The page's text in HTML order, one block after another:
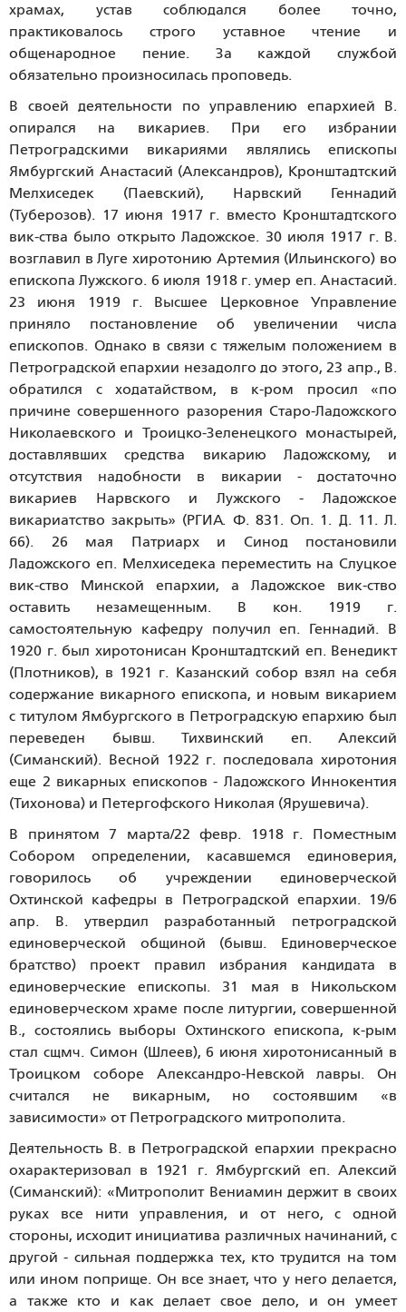
храмах, устав соблюдался более точно,
практиковалось строго уставное чтение и
общенародное пение. За каждой службой
обязательно произносилась проповедь.
В своей деятельности по управлению епархией В.
опирался на викариев. При его избрании
Петроградскими викариями являлись епископы
Ямбургский Анастасий (Александров), Кронштадтский
Мелхиседек (Паевский), Нарвский Геннадий
(Туберозов). 17 июня 1917 г. вместо Кронштадтского
вик-ства было открыто Ладожское. 30 июля 1917 г. В.
возглавил в Луге хиротонию Артемия (Ильинского) во
епископа Лужского. 6 июля 1918 г. умер еп. Анастасий.
23 июня 1919 г. Высшее Церковное Управление
приняло постановление об увеличении числа
епископов. Однако в связи с тяжелым положением в
Петроградской епархии незадолго до этого, 23 апр., В.
обратился с ходатайством, в к-ром просил «по
причине совершенного разорения Старо-Ладожского
Николаевского и Троицко-Зеленецкого монастырей,
доставлявших средства викарию Ладожскому, и
отсутствия надобности в викарии - достаточно
викариев Нарвского и Лужского - Ладожское
викариатство закрыть» (РГИА. Ф. 831. Оп. 1. Д. 11. Л.
66). 26 мая Патриарх и Синод постановили
Ладожского еп. Мелхиседека переместить на Слуцкое
вик-ство Минской епархии, а Ладожское вик-ство
оставить незамещенным. В кон. 1919 г.
самостоятельную кафедру получил еп. Геннадий. В
1920 г. был хиротонисан Кронштадтский еп. Венедикт
(Плотников), в 1921 г. Казанский собор взял на себя
содержание викарного епископа, и новым викарием
с титулом Ямбургского в Петроградскую епархию был
переведен бывш. Тихвинский еп. Алексий
(Симанский). Весной 1922 г. последовала хиротония
еще 2 викарных епископов - Ладожского Иннокентия
(Тихонова) и Петергофского Николая (Ярушевича).
В принятом 7 марта/22 февр. 1918 г. Поместным
Собором определении, касавшемся единоверия,
говорилось об учреждении единоверческой
Охтинской кафедры в Петроградской епархии. 19/6
апр. В. утвердил разработанный петроградской
единоверческой общиной (бывш. Единоверческое
братство) проект правил избрания кандидата в
единоверческие епископы. 31 мая в Никольском
единоверческом храме после литургии, совершенной
В., состоялись выборы Охтинского епископа, к-рым
стал сщмч. Симон (Шлеев), 6 июня хиротонисанный в
Троицком соборе Александро-Невской лавры. Он
считался не викарным, но состоявшим «в
зависимости» от Петроградского митрополита.
Деятельность В. в Петроградской епархии прекрасно
охарактеризовал в 1921 г. Ямбургский еп. Алексий
(Симанский): «Митрополит Вениамин держит в своих
руках все нити управления, и от него, с одной
стороны, исходит инициатива различных начинаний, с
другой - сильная поддержка тех, кто трудится на том
или ином поприще. Он все знает, что у него делается,
а также кто и как делает свое дело, и он умеет